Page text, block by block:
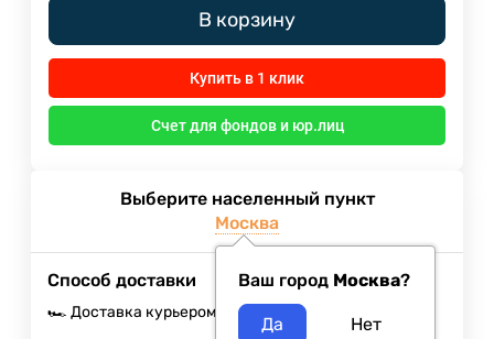
В корзину
Купить в 1 клик
Счет для фондов и юр.лиц
Выберите населенный пункт
Москва
Ваш город Москва?
Способ доставки
🏎️ Доставка курьером Завтра 400